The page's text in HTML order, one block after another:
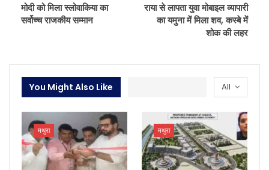
मोदी को मिला स्लोवाकिया का
सर्वोच्च राजकीय सम्मान
राया से लापता युवा मोबाइल व्यापारी
का यमुना में मिला शव, कस्बे में
शोक की लहर
All
You Might Also Like
मथुरा मथुरा